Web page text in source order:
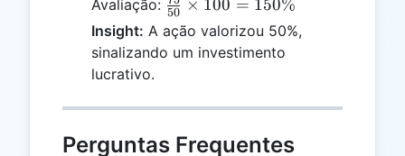
Avaliação:
{50}
\times
50 × 100 = 150%
Insight: A ação valorizou 50%,
sinalizando um investimento
lucrativo.
Perguntas Frequentes